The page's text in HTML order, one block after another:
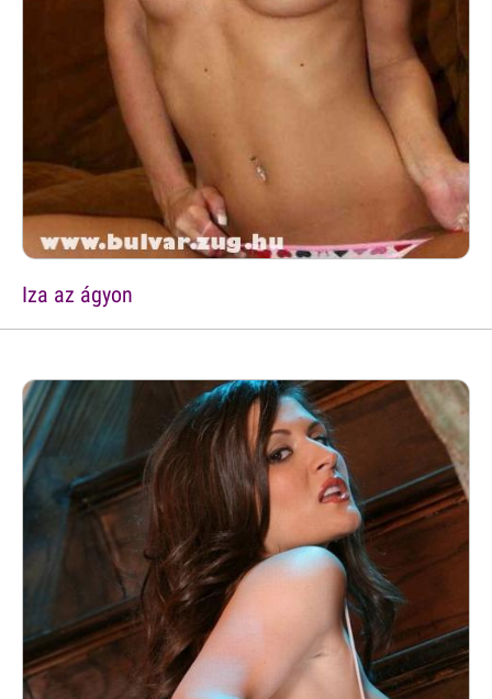
Iza az ágyon